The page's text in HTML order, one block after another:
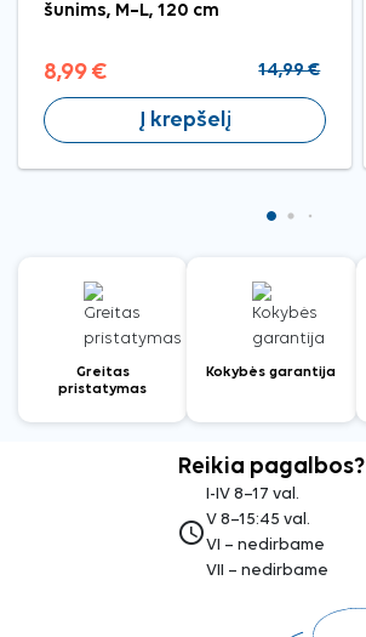
šunims, M–L, 120 cm
8,99 € 14,99 €
Į krepšelį
Greitas
pristatymas
Kokybės garantija
Reikia pagalbos?
access_time
I-IV 8–17 val.
V 8–15:45 val.
VI – nedirbame
VII – nedirbame